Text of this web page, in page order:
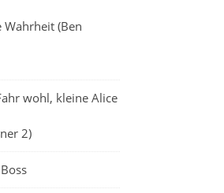
Wahrheit (Ben
wohl, kleine Alice
2)